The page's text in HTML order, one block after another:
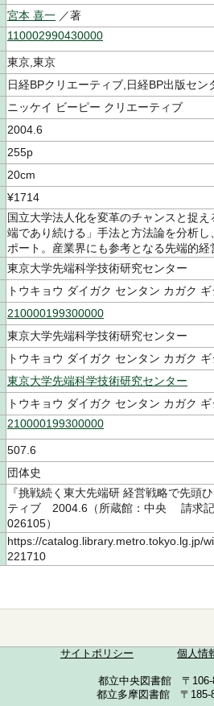
宮本 喜一 ／著
110002990430000
東京,東京
日経BPクリエーティブ,日経BP出版セン
ニッケイ ビーピー クリエーティブ
2004.6
255p
20cm
¥1714
国立大学法人化を変革のチャンスと捉
端であり続ける」手法と方法論を分析
ポート。産業界にも参考となる先端的
東京大学先端科学技術研究センター
トウキョウ ダイガク センタン カガク
210000199300000
東京大学先端科学技術研究センター
トウキョウ ダイガク センタン カガク
東京大学先端科学技術研究センター
トウキョウ ダイガク センタン カガク
210000199300000
507.6
団体史
『挑戦続く東大先端研 経営戦略で先
ティブ 2004.6（所蔵館：中央 請求
026105）
https://catalog.library.metro.tokyo.lg.jp/
221710
サイトポリシー 個人情
都立中央図書館 〒
都立多摩図書館 〒185-